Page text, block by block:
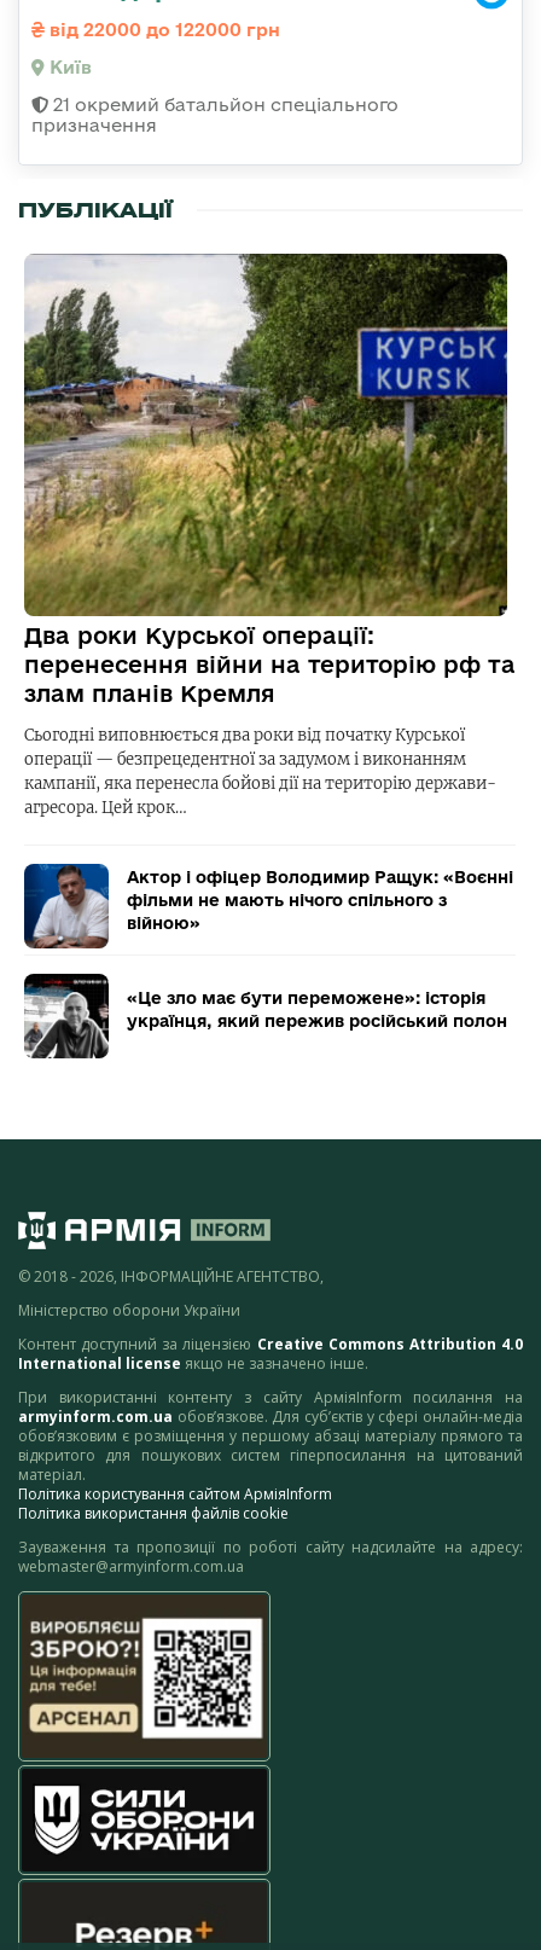
від 22000 до 122000 грн
Київ
21 окремий батальйон спеціального
призначення
ПУБЛІКАЦІЇ
Два роки Курської операції:
перенесення війни на територію рф та
злам планів Кремля
Сьогодні виповнюється два роки від початку Курської
операції — безпрецедентної за задумом і виконанням
кампанії, яка перенесла бойові дії на територію держави-
агресора. Цей крок…
Актор і офіцер Володимир Ращук: «Воєнні
фільми не мають нічого спільного з
війною»
«Це зло має бути переможене»: історія
українця, який пережив російський полон
© 2018 - 2026, ІНФОРМАЦІЙНЕ АГЕНТСТВО,
Міністерство оборони України
Контент доступний за ліцензією Creative Commons Attribution 4.0
International license якщо не зазначено інше.
При використанні контенту з сайту АрміяInform посилання на
armyinform.com.ua обов’язкове. Для суб’єктів у сфері онлайн-медіа
обов’язковим є розміщення у першому абзаці матеріалу прямого та
відкритого для пошукових систем гіперпосилання на цитований
матеріал.
Політика користування сайтом АрміяInform
Політика використання файлів cookie
Зауваження та пропозиції по роботі сайту надсилайте на адресу:
webmaster@armyinform.com.ua